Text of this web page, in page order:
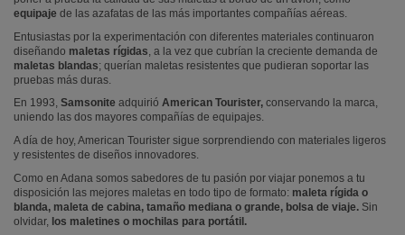
equipaje de las azafatas de las más importantes compañías aéreas.
Entusiastas por la experimentación con diferentes materiales continuaron
diseñando maletas rígidas, a la vez que cubrían la creciente demanda de
maletas blandas; querían maletas resistentes que pudieran soportar las
pruebas más duras.
En 1993, Samsonite adquirió American Tourister, conservando la marca,
uniendo las dos mayores compañías de equipajes.
A día de hoy, American Tourister sigue sorprendiendo con materiales ligeros
y resistentes de diseños innovadores.
Como en Adana somos sabedores de tu pasión por viajar ponemos a tu
disposición las mejores maletas en todo tipo de formato: maleta rígida o
blanda, maleta de cabina, tamaño mediana o grande, bolsa de viaje. Sin
olvidar, los maletines o mochilas para portátil.